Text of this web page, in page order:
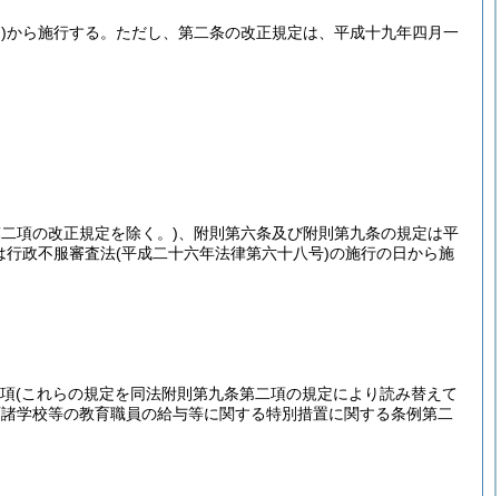
から施行する。 ただし、第二条の改正規定は、平成十九年四月一
項の改正規定を除く。) 、附則第六条及び附則第九条の規定は平
行政不服審査法(平成二十六年法律第六十八号)の施行の日から施
(これらの規定を同法附則第九条第二項の規定により読み替えて
学校等の教育職員の給与等に関する特別措置に関する条例第二